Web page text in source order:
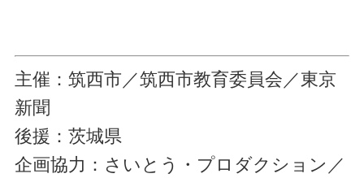
主催：筑西市／筑西市教育委員会／東京
新聞
後援：茨城県
企画協力：さいとう・プロダクション／